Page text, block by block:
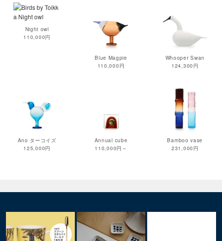
Night owl
110,000円
Blue Magpie
110,000円
Whooper Swan
124,300円
Ano ターコイズ
125,000円
Annual cube
110,000円～
Bamboo vase
231,000円